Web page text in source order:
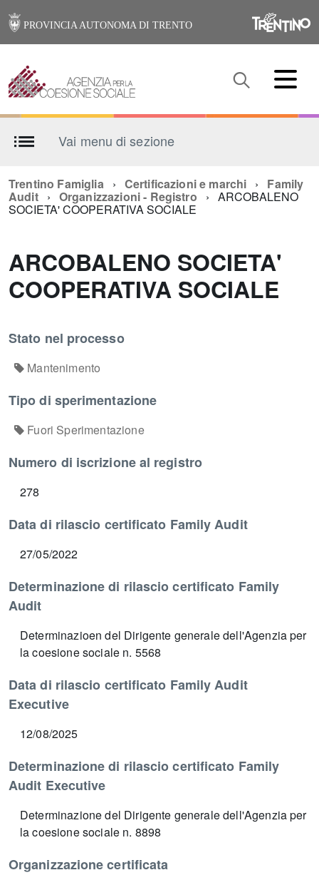
PROVINCIA AUTONOMA DI TRENTO
Vai menu di sezione
Trentino Famiglia Certificazioni e marchi Family
Audit Organizzazioni - Registro ARCOBALENO
SOCIETA' COOPERATIVA SOCIALE
ARCOBALENO SOCIETA'
COOPERATIVA SOCIALE
Stato nel processo
Mantenimento
Tipo di sperimentazione
Fuori Sperimentazione
Numero di iscrizione al registro
278
Data di rilascio certificato Family Audit
27/05/2022
Determinazione di rilascio certificato Family
Audit
Determinazioen del Dirigente generale dell'Agenzia per
la coesione sociale n. 5568
Data di rilascio certificato Family Audit
Executive
12/08/2025
Determinazione di rilascio certificato Family
Audit Executive
Determinazione del Dirigente generale dell'Agenzia per
la coesione sociale n. 8898
Organizzazione certificata